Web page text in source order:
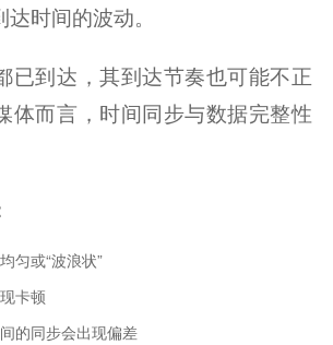
时间的波动。
已到达，其到达节奏也可能不正
体而言，时间同步与数据完整性
匀或“波浪状”
卡顿
的同步会出现偏差